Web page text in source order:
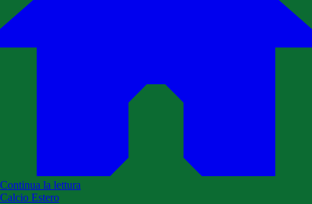
Continua la lettura
Calcio Estero